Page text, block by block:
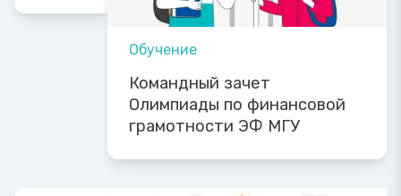
Обучение
Командный зачет
Олимпиады по финансовой
грамотности ЭФ МГУ